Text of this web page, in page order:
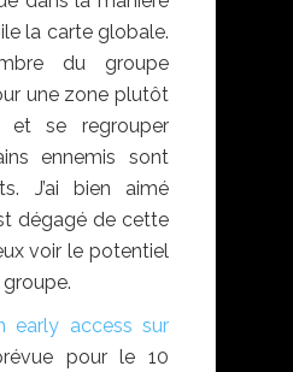
la carte globale.
du groupe
une zone plutôt
et se regrouper
ennemis sont
J’ai bien aimé
dégagé de cette
voir le potentiel
early access sur
pour le 10